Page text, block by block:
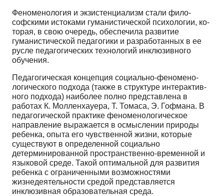
Феноменология и экзистенциализм стали фило­
софскими истоками гуманистической психологии, ко­
торая, в свою очередь, обеспечила развитие
гуманис­тической педагогики и разработанных в ее
русле педа­гогических технологий инклюзивного
обучения.
Педагогическая концепция социально-феномено­
логического подхода (также в структуре интерактив­
ного подхода) наиболее полно представлена в
работах К. Молленхауера, Т. Томаса, Э. Гофмана. В
педагоги­ческой практике феноменологическое
направление выражается в осмыслении природы
ребенка, опыта его чувственной жизни, которые
существуют в определен­ной социально
детерминированной пространственно-временной и
языковой среде. Такой оптимальной для развития
ребенка с ограниченными возможностями
жизнедеятельности средой представляется
инклюзив­ная образовательная среда.